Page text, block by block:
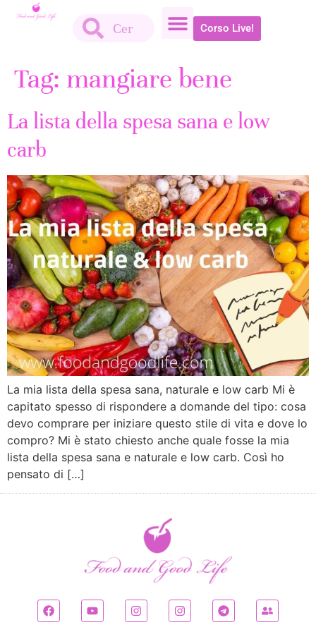
Corso Live!
Tag: mangiare bene
La lista della spesa sana e low
carb
La mia lista della spesa sana, naturale e low carb Mi è
capitato spesso di rispondere a domande del tipo: cosa
devo comprare per iniziare questo stile di vita e dove lo
compro? Mi è stato chiesto anche quale fosse la mia
lista della spesa sana e naturale e low carb. Così ho
pensato di […]